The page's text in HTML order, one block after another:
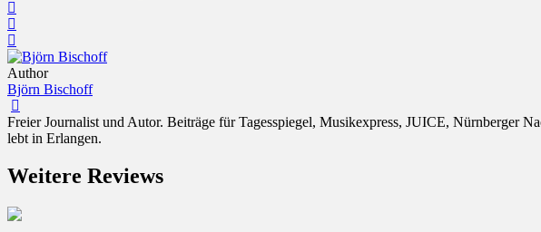
Author
Björn Bischoff
Freier Journalist und Autor. Beiträge für Tagesspiegel, Musikexpress, JUICE, Nürnberger
lebt in Erlangen.
Weitere Reviews